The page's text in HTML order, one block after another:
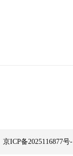
京ICP备2025116877号